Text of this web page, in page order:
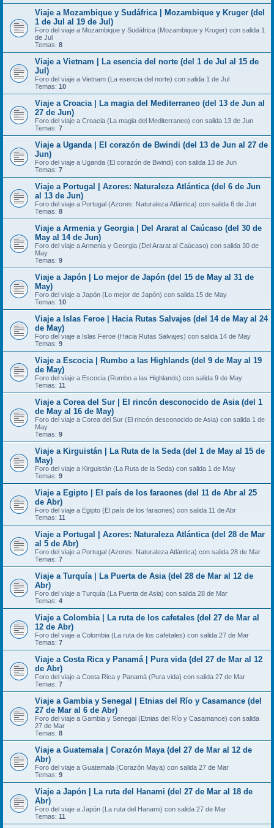
Viaje a Mozambique y Sudáfrica | Mozambique y Kruger (del
1 de Jul al 19 de Jul)
Foro del viaje a Mozambique y Sudáfrica (Mozambique y Kruger) con salida 1
de Jul
Temas: 8
Viaje a Vietnam | La esencia del norte (del 1 de Jul al 15 de
Jul)
Foro del viaje a Vietnam (La esencia del norte) con salida 1 de Jul
Temas: 10
Viaje a Croacia | La magia del Mediterraneo (del 13 de Jun al
27 de Jun)
Foro del viaje a Croacia (La magia del Mediterraneo) con salida 13 de Jun
Temas: 7
Viaje a Uganda | El corazón de Bwindi (del 13 de Jun al 27 de
Jun)
Foro del viaje a Uganda (El corazón de Bwindi) con salida 13 de Jun
Temas: 7
Viaje a Portugal | Azores: Naturaleza Atlántica (del 6 de Jun
al 13 de Jun)
Foro del viaje a Portugal (Azores: Naturaleza Atlántica) con salida 6 de Jun
Temas: 8
Viaje a Armenia y Georgia | Del Ararat al Caúcaso (del 30 de
May al 14 de Jun)
Foro del viaje a Armenia y Georgia (Del Ararat al Caúcaso) con salida 30 de
May
Temas: 9
Viaje a Japón | Lo mejor de Japón (del 15 de May al 31 de
May)
Foro del viaje a Japón (Lo mejor de Japón) con salida 15 de May
Temas: 10
Viaje a Islas Feroe | Hacia Rutas Salvajes (del 14 de May al 24
de May)
Foro del viaje a Islas Feroe (Hacia Rutas Salvajes) con salida 14 de May
Temas: 9
Viaje a Escocia | Rumbo a las Highlands (del 9 de May al 19
de May)
Foro del viaje a Escocia (Rumbo a las Highlands) con salida 9 de May
Temas: 11
Viaje a Corea del Sur | El rincón desconocido de Asia (del 1
de May al 16 de May)
Foro del viaje a Corea del Sur (El rincón desconocido de Asia) con salida 1 de
May
Temas: 9
Viaje a Kirguistán | La Ruta de la Seda (del 1 de May al 15 de
May)
Foro del viaje a Kirguistán (La Ruta de la Seda) con salida 1 de May
Temas: 9
Viaje a Egipto | El país de los faraones (del 11 de Abr al 25
de Abr)
Foro del viaje a Egipto (El país de los faraones) con salida 11 de Abr
Temas: 11
Viaje a Portugal | Azores: Naturaleza Atlántica (del 28 de Mar
al 5 de Abr)
Foro del viaje a Portugal (Azores: Naturaleza Atlántica) con salida 28 de Mar
Temas: 7
Viaje a Turquía | La Puerta de Asia (del 28 de Mar al 12 de
Abr)
Foro del viaje a Turquía (La Puerta de Asia) con salida 28 de Mar
Temas: 4
Viaje a Colombia | La ruta de los cafetales (del 27 de Mar al
12 de Abr)
Foro del viaje a Colombia (La ruta de los cafetales) con salida 27 de Mar
Temas: 7
Viaje a Costa Rica y Panamá | Pura vida (del 27 de Mar al 12
de Abr)
Foro del viaje a Costa Rica y Panamá (Pura vida) con salida 27 de Mar
Temas: 7
Viaje a Gambia y Senegal | Etnias del Río y Casamance (del
27 de Mar al 6 de Abr)
Foro del viaje a Gambia y Senegal (Etnias del Río y Casamance) con salida
27 de Mar
Temas: 8
Viaje a Guatemala | Corazón Maya (del 27 de Mar al 12 de
Abr)
Foro del viaje a Guatemala (Corazón Maya) con salida 27 de Mar
Temas: 9
Viaje a Japón | La ruta del Hanami (del 27 de Mar al 18 de
Abr)
Foro del viaje a Japón (La ruta del Hanami) con salida 27 de Mar
Temas: 11